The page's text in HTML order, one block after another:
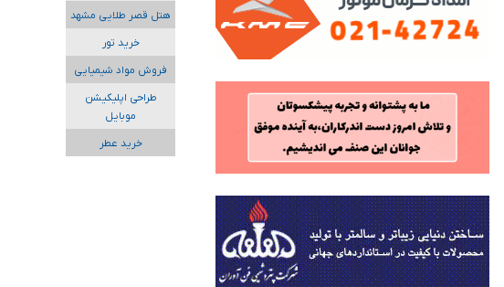
هتل قصر طلایی مشهد
خرید تور
فروش مواد شیمیایی
طراحی اپلیکیشن
موبایل
خرید عطر